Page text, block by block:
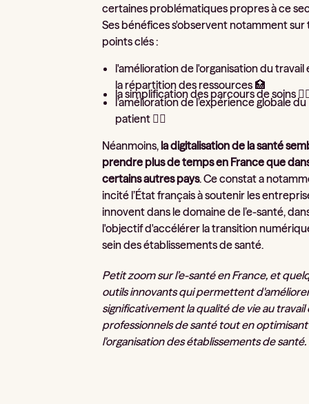
certaines problématiques propres à ce
Ses bénéfices s'observent notamment sur
points clés :
l'amélioration de l'organisation du travail
la répartition des ressources 🏥
la simplification des parcours de soins
l’amélioration de l’expérience globale du
patient 💆‍♂️
Néanmoins, la digitalisation de la santé
prendre plus de temps en France que
certains autres pays. Ce constat a
incité l’État français à soutenir les
innovent dans le domaine de l’e-santé,
l'objectif d'accélérer la transition
sein des établissements de santé.
Petit zoom sur l’e-santé en France, et
outils innovants qui permettent
significativement la qualité de vie au travail
professionnels de santé tout en optimisant
l'organisation des établissements de santé.